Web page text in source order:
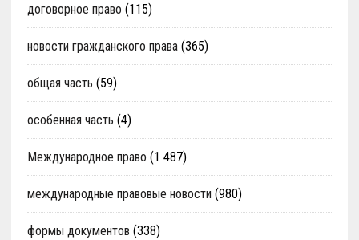
договорное право (115)
новости гражданского права(365)
общая часть (59)
особенная часть (4)
Международное право (1 487)
международные правовые новости (980)
формы документов (338)